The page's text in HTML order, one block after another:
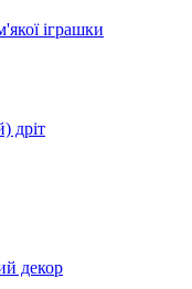
іграшки
дріт
декор